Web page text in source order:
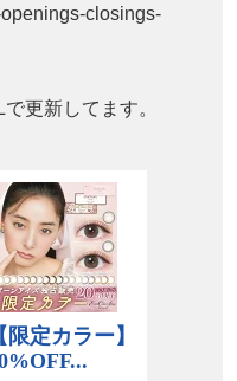
closings-
更新してます。